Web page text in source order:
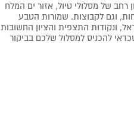
רחב של מסלולי טיול, אזור ים המלח
וגם לקבוצות. שמורות הטבע
ונקודות התצפית והציון החשובות
להכניס למסלול שלכם בביקור